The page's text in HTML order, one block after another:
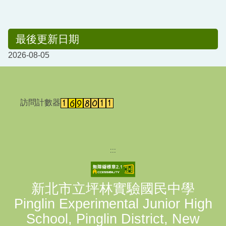
最後更新日期
2026-08-05
訪問計數器
:::
新北市立坪林實驗國民中學
Pinglin Experimental Junior High
School, Pinglin District, New